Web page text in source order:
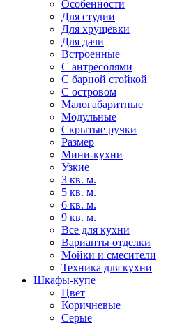
Особенности
Для студии
Для хрущевки
Для дачи
Встроенные
С антресолями
С барной стойкой
С островом
Малогабаритные
Модульные
Скрытые ручки
Размер
Мини-кухни
Узкие
3 кв. м.
5 кв. м.
6 кв. м.
9 кв. м.
Все для кухни
Варианты отделки
Мойки и смесители
Техника для кухни
Шкафы-купе
Цвет
Коричневые
Серые